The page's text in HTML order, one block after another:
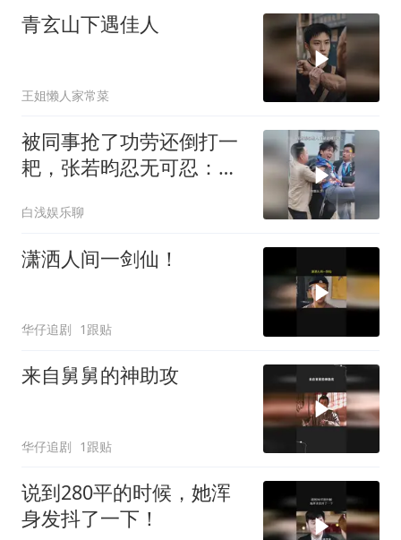
青玄山下遇佳人
王姐懒人家常菜
被同事抢了功劳还倒打一
耙，张若昀忍无可忍：看
白浅娱乐聊
潇洒人间一剑仙！
华仔追剧 1跟贴
来自舅舅的神助攻
华仔追剧 1跟贴
说到280平的时候，她浑
身发抖了一下！